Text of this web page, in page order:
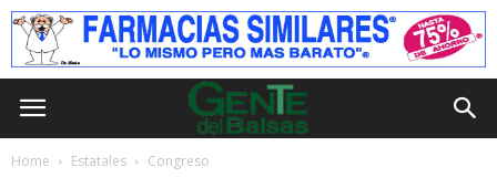
Home Estatales Congreso